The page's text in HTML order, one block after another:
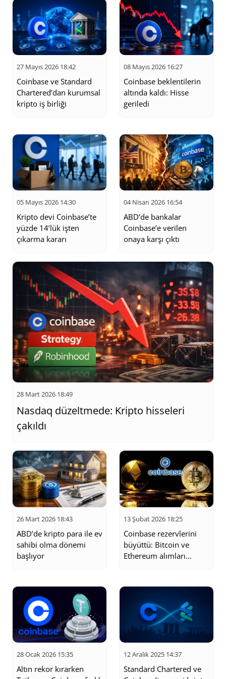
para dünyasına yeni adım atanlar için önemli bir kaynak olmayı
hedeflemektedir. Coinbase Borsası ile ilgili en güncel bilgileri ve
uzman analizlerini tek bir platformda bulmak isteyenler için
kapsamlı bir rehber sunmaktadır.
27 Mayıs 2026 18:42
Coinbase ve Standard
Chartered’dan kurumsal
kripto iş birliği
08 Mayıs 2026 16:27
Coinbase beklentilerin
altında kaldı: Hisse
geriledi
05 Mayıs 2026 14:30
Kripto devi Coinbase’te
yüzde 14’lük işten
çıkarma kararı
04 Nisan 2026 16:54
ABD’de bankalar
Coinbase’e verilen
onaya karşı çıktı
28 Mart 2026 18:49
Nasdaq düzeltmede: Kripto hisseleri
çakıldı
26 Mart 2026 18:43
ABD’de kripto para ile ev
sahibi olma dönemi
başlıyor
13 Şubat 2026 18:25
Coinbase rezervlerini
büyüttü: Bitcoin ve
Ethereum alımları
28 Ocak 2026 15:35
Altın rekor kırarken
12 Aralık 2025 14:37
Standard Chartered ve